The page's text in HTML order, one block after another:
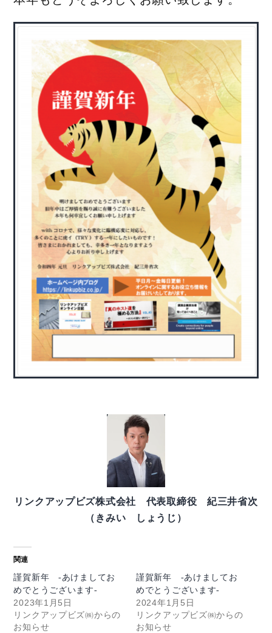
リンクアップビズ株式会社 代表取締役 紀三井省次
（きみい しょうじ）
関連
謹賀新年 -あけましてお
めでとうございます-
2023年1月5日
リンクアップビズ㈱からの
お知らせ
謹賀新年 -あけましてお
めでとうございます-
2024年1月5日
リンクアップビズ㈱からの
お知らせ